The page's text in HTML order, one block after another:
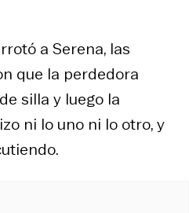
a Serena, las
que la perdedora
silla y luego la
ni lo uno ni lo otro, y